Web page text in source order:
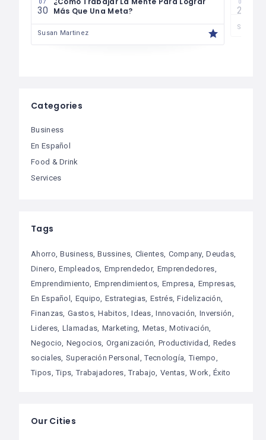
07
30
Más Que Una Meta?
Susan Martinez
07
29
Susan
Categories
Business
En Español
Food & Drink
Services
Tags
Ahorro Business Bussines Clientes Company Deudas
Dinero Empleados Emprendedor Emprendedores
Emprendimiento Emprendimientos Empresa Empresas
En Español Equipo Estrategias Estrés Fidelización
Finanzas Gastos Habitos Ideas Innovación Inversión
Lideres Llamadas Marketing Metas Motivación
Negocio Negocios Organización Productividad Redes
sociales Superación Personal Tecnología Tiempo
Tipos Tips Trabajadores Trabajo Ventas Work Éxito
Our Cities